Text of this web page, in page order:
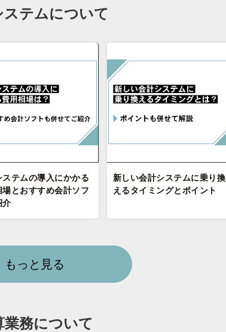
ステムについて
ステムの導入にかかる
場とおすすめ会計ソフ
介
新しい会計システムに乗り換
えるタイミングとポイント
もっと見る
業務について